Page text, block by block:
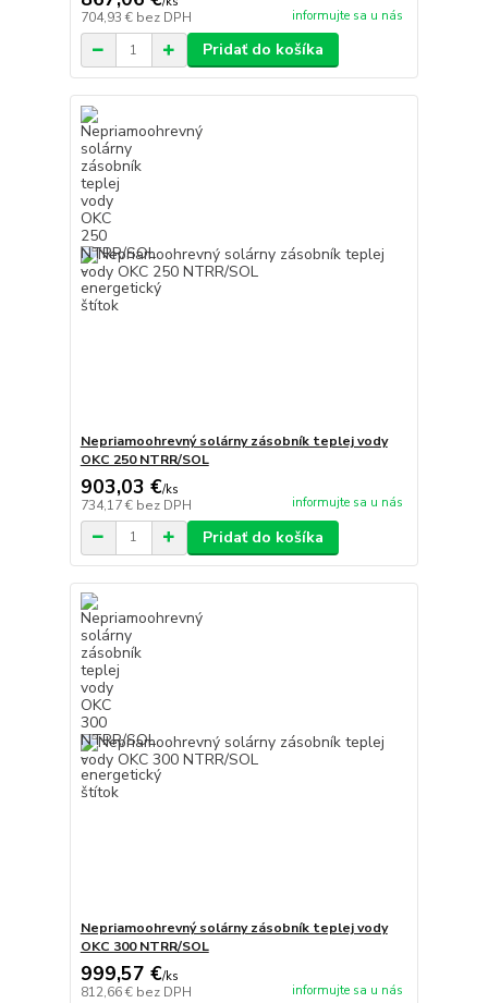
704,93 € bez DPH informujte sa u nás
Pridať do košíka
Nepriamoohrevný solárny zásobník teplej vody
OKC 250 NTRR/SOL
903,03 €/ks
734,17 € bez DPH informujte sa u nás
Pridať do košíka
Nepriamoohrevný solárny zásobník teplej vody
OKC 300 NTRR/SOL
999,57 €/ks
812,66 € bez DPH informujte sa u nás